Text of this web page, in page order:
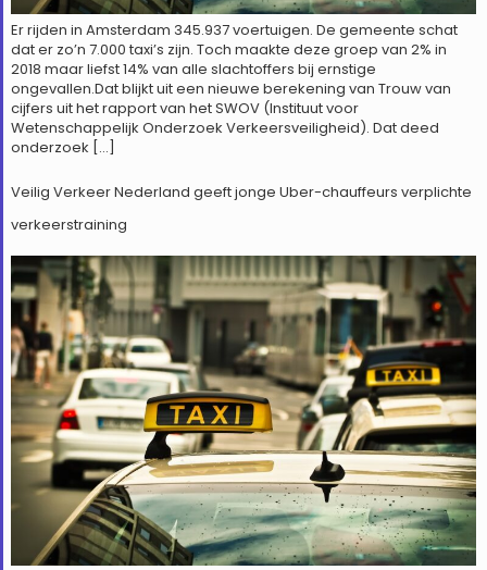
Er rijden in Amsterdam 345.937 voertuigen. De gemeente schat
dat er zo’n 7.000 taxi’s zijn. Toch maakte deze groep van 2% in
2018 maar liefst 14% van alle slachtoffers bij ernstige
ongevallen.Dat blijkt uit een nieuwe berekening van Trouw van
cijfers uit het rapport van het SWOV (Instituut voor
Wetenschappelijk Onderzoek Verkeersveiligheid). Dat deed
onderzoek […]
Veilig Verkeer Nederland geeft jonge Uber-chauffeurs verplichte
verkeerstraining